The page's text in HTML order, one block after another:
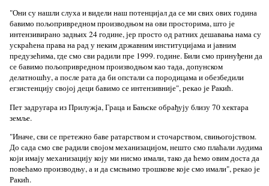
"Они су нашли слуха и видели наш потенцијал да се ми свих ових година
бавимо пољопривредном производњом на ови просторима, што је
интензивирано задњих 24 године, јер просто од ратних дешавања нама су
ускраћена права на рад у неким државним институцијама и јавним
предузећима, где смо сви радили пре 1999. године. Били смо принуђени да
се бавимо пољопривредном производњом као тада, допунском
делатношћу, а после рата да би опстали са породицама и обезбедили
егзистенцију својој деци бавимо се интензивније", рекао је Ракић.
Пет задругара из Прилужја, Граца и Бањске обрађују близу 70 хектара
земље.
"Иначе, сви се претежно баве ратарством и сточарством, свињогојством.
До сада смо све радили својом механизацијом, нешто смо плаћали људима
који имају механизацију коју ми нисмо имали, тако да ћемо овим доста да
повећамо производњу, а и да смсњимо трошкове које смо имали", рекао је
Ракић.